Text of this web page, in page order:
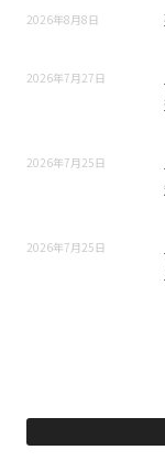
2026年8月8日
2026年7月27日
2026年7月25日
2026年7月25日